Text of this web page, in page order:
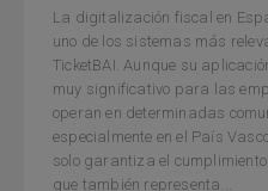
La digitalización fiscal en
uno de los sistemas más
TicketBAI. Aunque su
muy significativo para las
operan en determinadas
especialmente en el País
solo garantiza el
que también representa...